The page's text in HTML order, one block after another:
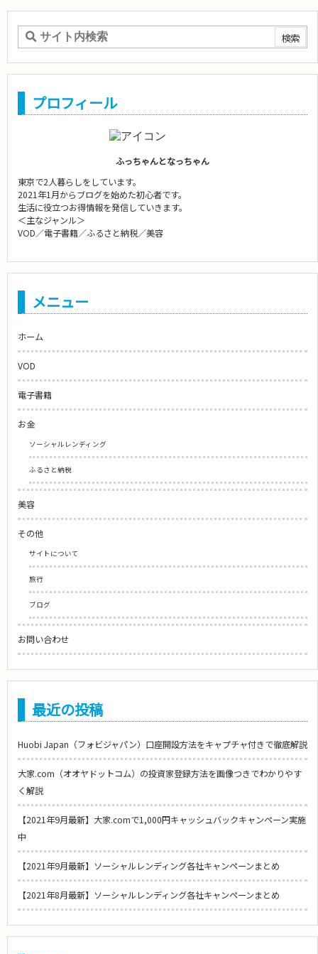
プロフィール
ふっちゃんとなっちゃん
東京で2人暮らしをしています。
2021年1月からブログを始めた初心者です。
生活に役立つお得情報を発信していきます。
＜主なジャンル＞
VOD／電子書籍／ふるさと納税／美容
メニュー
ホーム
VOD
電子書籍
お金
ソーシャルレンディング
ふるさと納税
美容
その他
サイトについて
旅行
ブログ
お問い合わせ
最近の投稿
Huobi Japan（フォビジャパン）口座開設方法をキャプチャ付きで徹底解説
大家.com（オオヤドットコム）の投資家登録方法を画像つきでわかりやす
く解説
【2021年9月最新】大家.comで1,000円キャッシュバックキャンペーン実施
中
【2021年9月最新】ソーシャルレンディング各社キャンペーンまとめ
【2021年8月最新】ソーシャルレンディング各社キャンペーンまとめ